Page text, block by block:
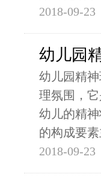
2018-09-23
幼儿园
幼儿园精
理氛围，
幼儿的精
的构成要
2018-09-23